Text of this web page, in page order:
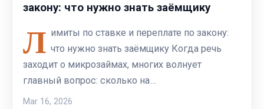
закону: что нужно знать заёмщику
Л имиты по ставке и переплате по закону:
что нужно знать заёмщику Когда речь
заходит о микрозаймах, многих волнует
главный вопрос: сколько на…
Mar 16, 2026